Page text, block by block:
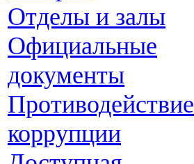
Отделы и залы
Официальные
документы
Противодействие
коррупции